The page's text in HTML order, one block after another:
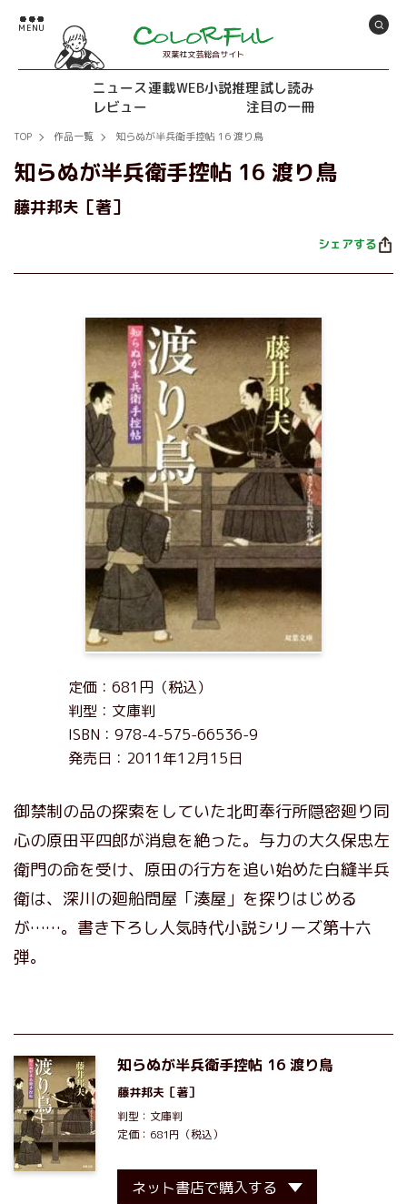
双葉社文芸総合サイト
ニュース連載WEB小説推理試し読み
レビュー
注目の一冊
TOP 作品一覧 知らぬが半兵衛手控帖 16 渡り鳥
知らぬが半兵衛手控帖 16 渡り鳥
藤井邦夫［著］
シェアする
定価：681円（税込）
判型：文庫判
ISBN：978-4-575-66536-9
発売日：2011年12月15日
御禁制の品の探索をしていた北町奉行所隠密廻り同
心の原田平四郎が消息を絶った。与力の大久保忠左
衛門の命を受け、原田の行方を追い始めた白縫半兵
衛は、深川の廻船問屋「湊屋」を探りはじめる
が……。書き下ろし人気時代小説シリーズ第十六
弾。
知らぬが半兵衛手控帖 16 渡り鳥
藤井邦夫 ［著］
判型：文庫判
定価：681円（税込）
ネット書店で購入する